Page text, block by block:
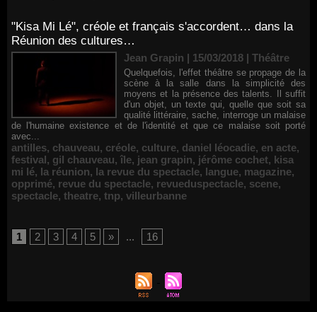
"Kisa Mi Lé", créole et français s'accordent… dans la
Réunion des cultures…
Jean Grapin | 15/03/2018 | Théâtre
Quelquefois, l'effet théâtre se propage de la
scène à la salle dans la simplicité des
moyens et la présence des talents. Il suffit
d'un objet, un texte qui, quelle que soit sa
qualité littéraire, sache, interroge un malaise
de l'humaine existence et de l'identité et que ce malaise soit porté
avec...
antilles, chauveau, créole, culture, daniel léocadie, en acte,
festival, gil chauveau, île, jean grapin, jérôme cochet, kisa
mi lé, la réunion, la revue du spectacle, langue, magazine,
opprimé, revue du spectacle, revueduspectacle, scene,
spectacle, theatre, tnp, villeurbanne
1 2 3 4 5 » ... 16